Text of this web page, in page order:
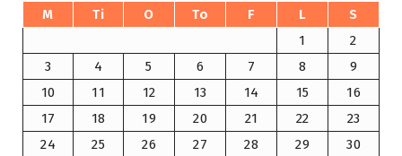
M
Ti O To F L
S
1
2
3
4 5 6 7 8
9
10
11 12 13 14 15
16
17
18 19 20 21 22
23
24
25 26 27 28 29
30